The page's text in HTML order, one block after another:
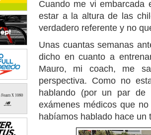
Cuando me vi embarcada
estar a la altura de las
verdadero referente y no
Unas cuantas semanas
dicho en cuanto a
Mauro, mi coach, me
perspectiva. Como no
hablando (por un par de
exámenes médicos que
habíamos hablado hace un